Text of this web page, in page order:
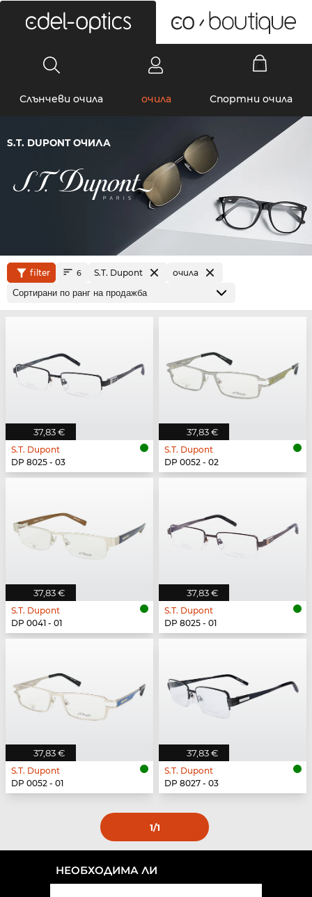
Слънчеви очила очила Спортни очила
S.T. DUPONT ОЧИЛА
filter 6 S.T. Dupont очила
37,83 €
S.T. Dupont
DP 8025 - 03
37,83 €
S.T. Dupont
DP 0052 - 02
37,83 €
S.T. Dupont
DP 0041 - 01
37,83 €
S.T. Dupont
DP 8025 - 01
37,83 €
S.T. Dupont
DP 0052 - 01
37,83 €
S.T. Dupont
DP 8027 - 03
1/1
НЕОБХОДИМА ЛИ